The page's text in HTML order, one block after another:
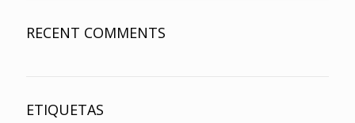
RECENT COMMENTS
ETIQUETAS